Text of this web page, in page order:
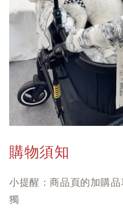
購物須知
小提醒：商品頁的加購
獨